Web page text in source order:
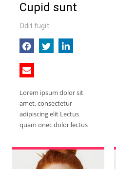
Cupid sunt
Odit fugit
Lorem ipsum dolor sit
amet, consectetur
adipiscing elit Lectus
quam onec dolor lectus